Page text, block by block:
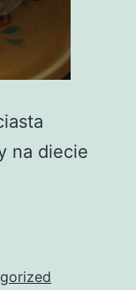
na diecie